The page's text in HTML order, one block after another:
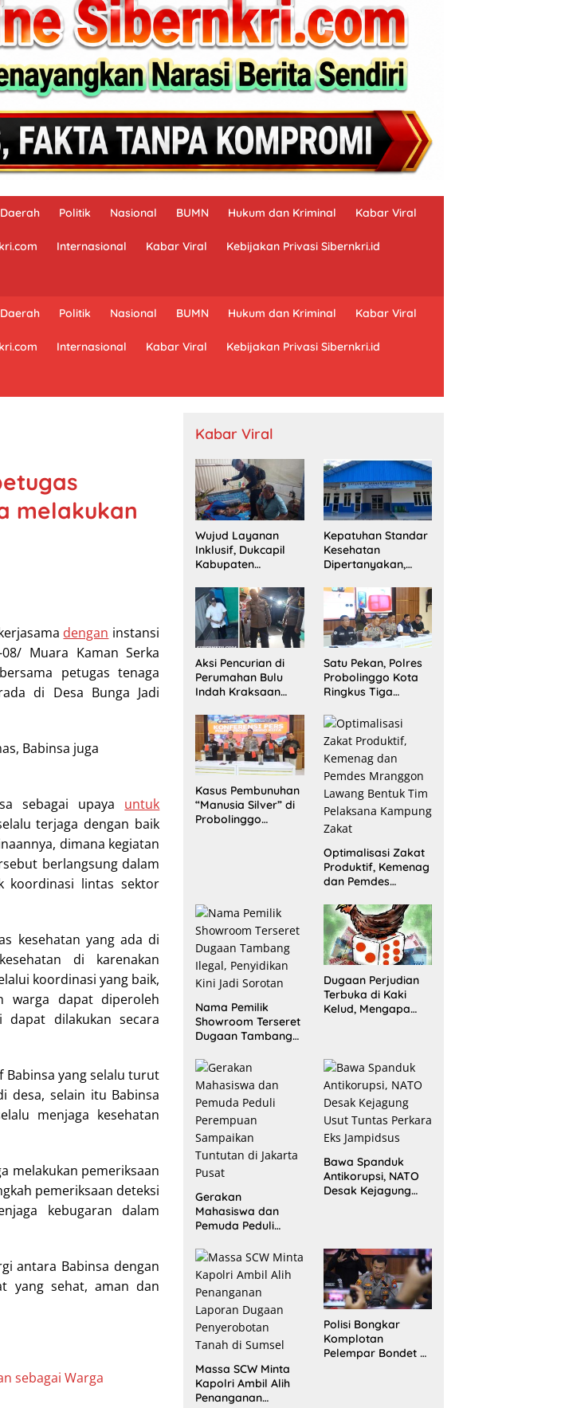
Daerah Politik Nasional BUMN Hukum dan Kriminal Kabar Viral
Internasional Kabar Viral Kebijakan Privasi Sibernkri.id
Daerah Politik Nasional BUMN Hukum dan Kriminal Kabar Viral
Internasional Kabar Viral Kebijakan Privasi Sibernkri.id
melakukan
dengan instansi
Muara Kaman Serka
petugas tenaga
di Desa Bunga Jadi
sebagai upaya untuk
terjaga dengan baik
dimana kegiatan
berlangsung dalam
koordinasi lintas sektor
kesehatan yang ada di
di karenakan
koordinasi yang baik,
warga dapat diperoleh
dapat dilakukan secara
Babinsa yang selalu turut
desa, selain itu Babinsa
menjaga kesehatan
melakukan pemeriksaan
pemeriksaan deteksi
kebugaran dalam
antara Babinsa dengan
yang sehat, aman dan
sebagai Warga
Kabar Viral
Wujud Layanan
Inklusif, Dukcapil
Kabupaten
Jemput Bola
Perekaman e-KTP
Warga Disabilitas di
Dringu
Kepatuhan Standar
Kesehatan
Dipertanyakan,
Diduga Belum
Punya SLHS
Aksi Pencurian di
Perumahan Bulu
Indah Kraksaan
Satu Pekan, Polres
Probolinggo Kota
Ringkus Tiga
Sita 20 Gram
Barang Bukti
Kasus Pembunuhan
“Manusia Silver” di
Probolinggo
Optimalisasi Zakat
Produktif, Kemenag
dan Pemdes
Bentuk Tim
Pelaksana
Kampung Zakat
Nama Pemilik
Showroom Terseret
Dugaan Tambang
Kini Jadi Sorotan
Dugaan Perjudian
Terbuka di Kaki
Kelud, Mengapa
Gerakan
Mahasiswa dan
Pemuda Peduli
Sampaikan
Tuntutan di Jakarta
Pusat
Bawa Spanduk
Antikorupsi, NATO
Desak Kejagung
Massa SCW Minta
Kapolri Ambil Alih
Penanganan
Polisi Bongkar
Komplotan
Pelempar Bondet di